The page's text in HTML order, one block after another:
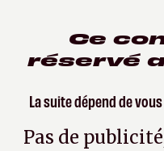
Ce
réservé
La suite dépend de vous
Pas de